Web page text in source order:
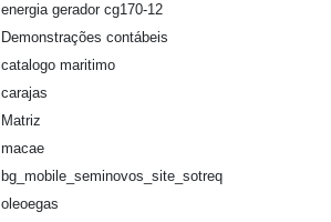
energia gerador cg170-12
Demonstrações contábeis
catalogo maritimo
carajas
Matriz
macae
bg_mobile_seminovos_site_sotreq
oleoegas